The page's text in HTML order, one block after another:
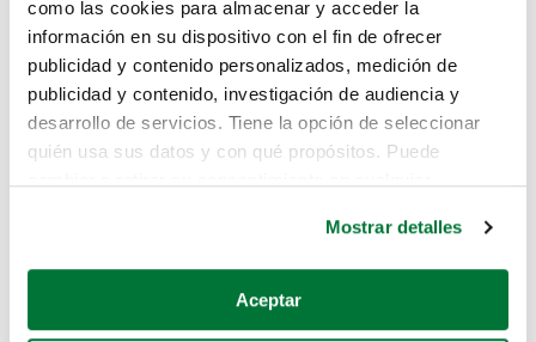
como las cookies para almacenar y acceder la
información en su dispositivo con el fin de ofrecer
publicidad y contenido personalizados, medición de
publicidad y contenido, investigación de audiencia y
desarrollo de servicios. Tiene la opción de seleccionar
quién usa sus datos y con qué propósitos. Puede
Si lo permite, también quisiéramos:
Recopilar información sobre su ubicación geográfica
Mostrar detalles
Aceptar
Lo sentimos, no sabemos como
te hemos traido hasta aquí.
Pero puedes encontrar el coche que estás
buscando en alguno de estos enlaces:
Coches de segunda mano
Coches de km0